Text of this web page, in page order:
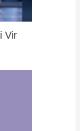
Vir